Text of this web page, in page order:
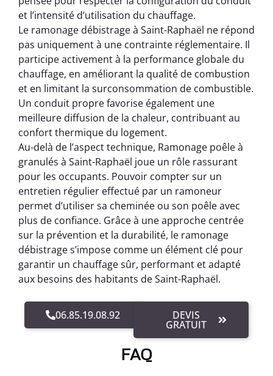
et l’intensité d’utilisation du chauffage.
Le ramonage débistrage à Saint-Raphaël ne répond
pas uniquement à une contrainte réglementaire. Il
participe activement à la performance globale du
chauffage, en améliorant la qualité de combustion
et en limitant la surconsommation de combustible.
Un conduit propre favorise également une
meilleure diffusion de la chaleur, contribuant au
confort thermique du logement.
Au-delà de l’aspect technique, Ramonage poêle à
granulés à Saint-Raphaël joue un rôle rassurant
pour les occupants. Pouvoir compter sur un
entretien régulier effectué par un ramoneur
permet d’utiliser sa cheminée ou son poêle avec
plus de confiance. Grâce à une approche centrée
sur la prévention et la durabilité, le ramonage
débistrage s’impose comme un élément clé pour
garantir un chauffage sûr, performant et adapté
aux besoins des habitants de Saint-Raphaël.
06.85.19.08.92 DEVIS
GRATUIT
FAQ